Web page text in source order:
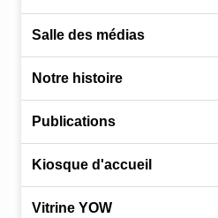
Salle des médias
Notre histoire
Publications
Kiosque d'accueil
Vitrine YOW